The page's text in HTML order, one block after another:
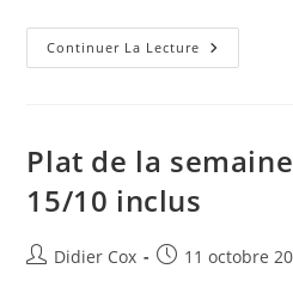
Continuer La Lecture
Plat de la
15/10 inclus
Didier Cox 11 octobre